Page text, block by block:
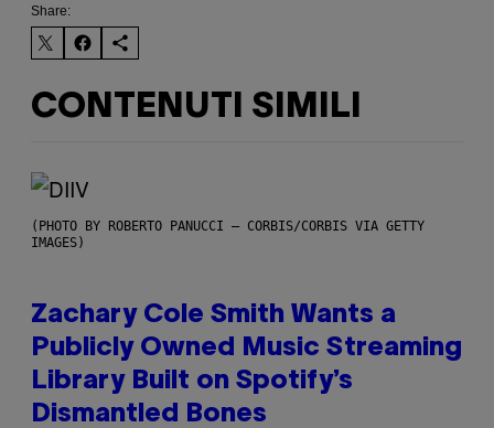
Share:
CONTENUTI SIMILI
(PHOTO BY ROBERTO PANUCCI – CORBIS/CORBIS VIA GETTY
IMAGES)
Zachary Cole Smith Wants a
Publicly Owned Music Streaming
Library Built on Spotify’s
Dismantled Bones